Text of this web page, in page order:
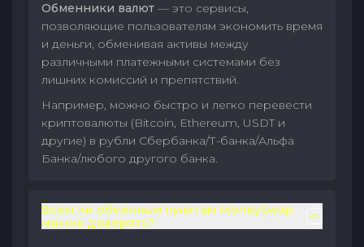
Обменники валют — это сервисы,
позволяющие пользователям экономить время
и деньги, обменивая активы между
различными платежными системами без
лишних комиссий и препятствий.
Например, можно быстро и легко перевести
криптовалюты (Bitcoin, Ethereum, USDT и
другие) в рубли Сбербанка/Т-банка/Альфа
Банка/любого другого банка.
Всем ли обменным пунктам MoneySwap
можно доверять?